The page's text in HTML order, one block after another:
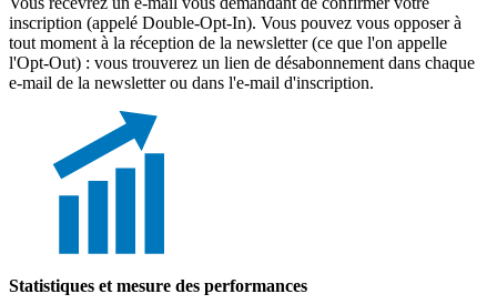
inscription (appelé Double-Opt-In). Vous pouvez vous opposer à
tout moment à la réception de la newsletter (ce que l'on appelle
l'Opt-Out) : vous trouverez un lien de désabonnement dans chaque
e-mail de la newsletter ou dans l'e-mail d'inscription.
Statistiques et mesure des performances